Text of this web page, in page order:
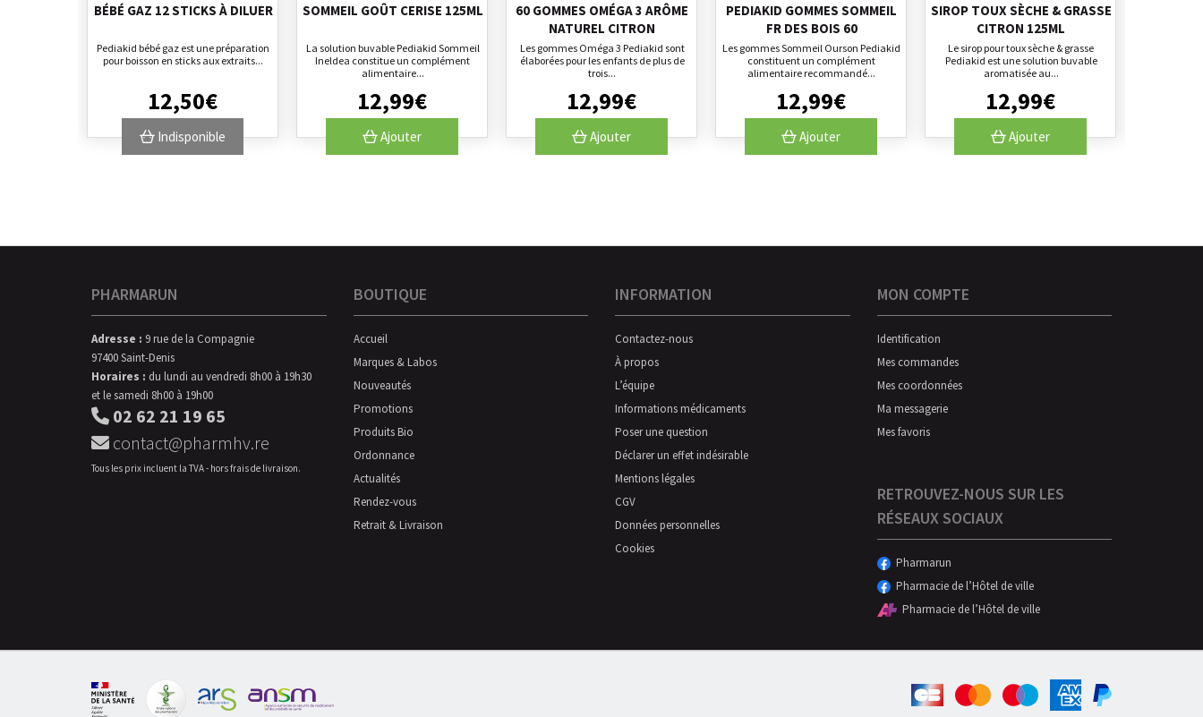
BÉBÉ GAZ 12 STICKS À DILUER
Pediakid bébé gaz est une préparation
pour boisson en sticks aux extraits...
12,50€
Indisponible
SOMMEIL GOÛT CERISE 125ML
La solution buvable Pediakid Sommeil
Ineldea constitue un complément
alimentaire...
12,99€
Ajouter
60 GOMMES OMÉGA 3 ARÔME
NATUREL CITRON
Les gommes Oméga 3 Pediakid sont
élaborées pour les enfants de plus de
trois...
12,99€
Ajouter
PEDIAKID GOMMES SOMMEIL
FR DES BOIS 60
Les gommes Sommeil Ourson Pediakid
constituent un complément
alimentaire recommandé...
12,99€
Ajouter
SIROP TOUX SÈCHE & GRASSE
CITRON 125ML
Le sirop pour toux sèche & grasse
Pediakid est une solution buvable
aromatisée au...
12,99€
Ajouter
PHARMARUN
Adresse : 9 rue de la Compagnie
97400 Saint-Denis
Horaires : du lundi au vendredi 8h00 à 19h30
et le samedi 8h00 à 19h00
02 62 21 19 65
contact@pharmhv.re
Tous les prix incluent la TVA - hors frais de livraison.
BOUTIQUE
Accueil
Marques & Labos
Nouveautés
Promotions
Produits Bio
Ordonnance
Actualités
Rendez-vous
Retrait & Livraison
INFORMATION
Contactez-nous
À propos
L’équipe
Informations médicaments
Poser une question
Déclarer un effet indésirable
Mentions légales
CGV
Données personnelles
Cookies
MON COMPTE
Identification
Mes commandes
Mes coordonnées
Ma messagerie
Mes favoris
RETROUVEZ-NOUS SUR LES
RÉSEAUX SOCIAUX
Pharmarun
Pharmacie de l’Hôtel de ville
Pharmacie de l’Hôtel de ville